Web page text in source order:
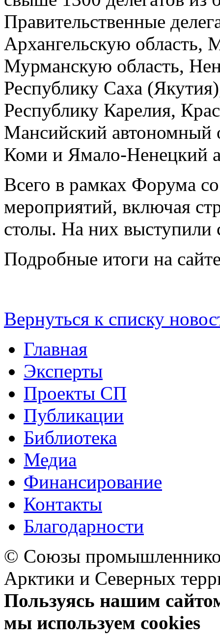
Правительственные
Архангельскую область,
Мурманскую область,
Республику Саха
Республику Карелия,
Мансийский автономный
Коми и Ямало-Ненецкий
Всего в рамках Форума
мероприятий, включая
столы. На них выступили
Подробные итоги на
Вернуться к списку
Главная
Эксперты
Проекты СП
Публикации
Библиотека
Медиа
Финансирование
Контакты
Благодарности
© Союзы
Арктики и Северных
Пользуясь нашим
мы используем cookies